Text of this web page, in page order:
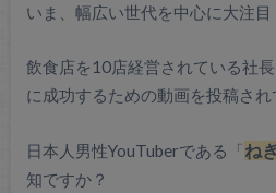
いま、幅広い世代を中心に大注目
飲食店を10店経営されている社
に成功するための動画を投稿され
日本人男性YouTuberである「ね
知ですか？